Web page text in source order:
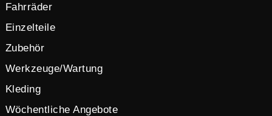
Fahrräder
Einzelteile
Zubehör
Werkzeuge/Wartung
Kleding
Wöchentliche Angebote